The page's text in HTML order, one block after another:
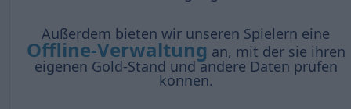
Außerdem bieten wir unseren Spielern eine
Offline-Verwaltung an, mit der sie ihren
eigenen Gold-Stand und andere Daten prüfen
können.